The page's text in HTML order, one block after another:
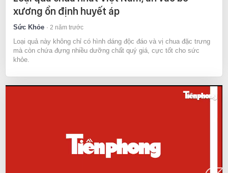
xương ổn định huyết áp
Sức Khỏe 2 năm trước
Loại quả này không chỉ có hình dáng độc đáo và vị chua đặc trưng
mà còn chứa đựng nhiều dưỡng chất quý giá, cực tốt cho sức
khỏe.